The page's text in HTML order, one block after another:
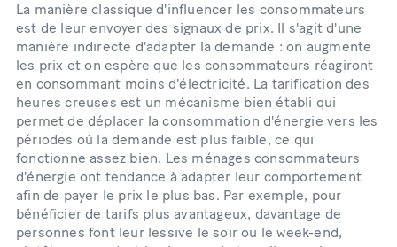
La manière classique d'influencer les consommateurs
est de leur envoyer des signaux de prix. Il s'agit d'une
manière indirecte d'adapter la demande : on augmente
les prix et on espère que les consommateurs réagiront
en consommant moins d'électricité. La tarification des
heures creuses est un mécanisme bien établi qui
permet de déplacer la consommation d'énergie vers les
périodes où la demande est plus faible, ce qui
fonctionne assez bien. Les ménages consommateurs
d'énergie ont tendance à adapter leur comportement
afin de payer le prix le plus bas. Par exemple, pour
bénéficier de tarifs plus avantageux, davantage de
personnes font leur lessive le soir ou le week-end,